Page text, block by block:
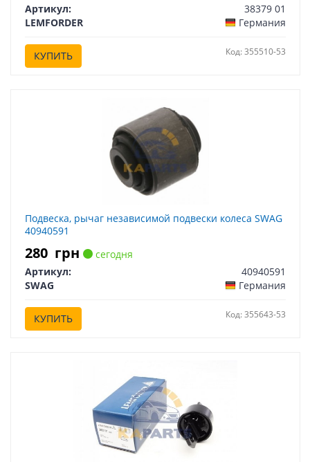
Артикул:
38379 01
LEMFORDER
Германия
КУПИТЬ Код: 355510-53
Подвеска, рычаг независимой подвески колеса SWAG
40940591
280 грн
сегодня
Артикул:
40940591
SWAG
Германия
КУПИТЬ Код: 355643-53